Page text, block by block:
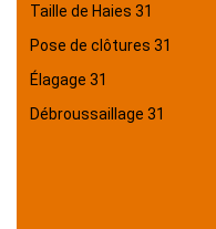
Taille de Haies 31
Pose de clôtures 31
Élagage 31
Débroussaillage 31